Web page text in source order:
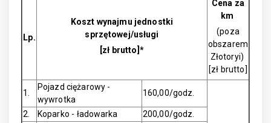
Lp.
Koszt wynajmu jednostki
sprzętowej/usługi
[zł brutto]*
Cena za
km
(poza
obszarem
Złotoryi)
[zł brutto]
1.
Pojazd ciężarowy -
wywrotka
160,00/godz.
2. Koparko - ładowarka
200,00/godz.